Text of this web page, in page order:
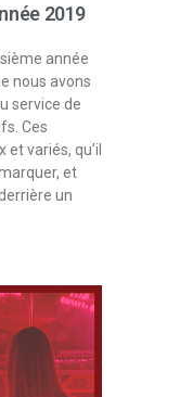
2019
année
nous avons
service de
Ces
variés, qu’il
et
un